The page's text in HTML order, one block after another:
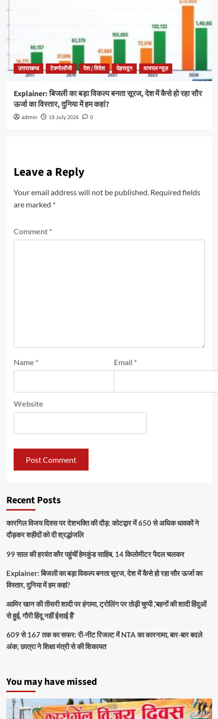
उत्तराखण्ड टेक्नोलॉजी देश / विदेश देहरादून वायरल न्यूज़
Explainer: बिजली का बड़ा विकल्प बनता सूरज, देश में कैसे हो रहा सौर
ऊर्जा का विस्तार, दुनिया में हम कहां?
admin 19 July 2026 0
Leave a Reply
Your email address will not be published. Required fields
are marked *
Comment *
Name * Email *
Website
Recent Posts
कारगिल विजय दिवस पर देशभक्ति की दौड़: कोटद्वार में 650 से अधिक धावकों ने
दौड़कर शहीदों को दी श्रद्धांजलि
99 साल की हरवंत कौर पहुंचीं हेमकुंड साहिब, 14 किलोमीटर पैदल चलकर
Explainer: बिजली का बड़ा विकल्प बनता सूरज, देश में कैसे हो रहा सौर ऊर्जा का
विस्तार, दुनिया में हम कहां?
आमिर खान की तीसरी शादी पर हंगामा, ट्रोलिंग पर तोड़ी चुप्पी ,’बहनों की शादी हिंदुओं
से हुई, गौरी हिंदू नहीं ईसाई हैं’
609 से 167 तक का सफर: री-नीट रिजल्ट में NTA का कारनामा, बार-बार बदले
अंक; छात्रा ने शिक्षा मंत्री से की शिकायत
You may have missed